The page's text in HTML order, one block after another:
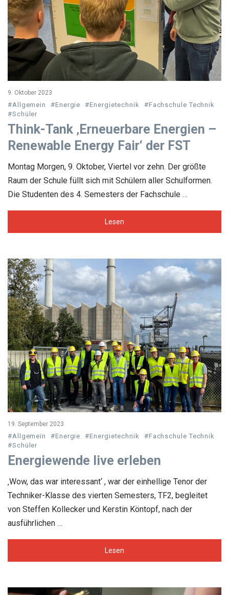
9. Oktober 2023
#Allgemein #Energie #Energietechnik
#Fachschule Technik
#Schüler
Think-Tank ‚Erneuerbare Energien –
Renewable Energy Fair‘ der FST
Montag Morgen, 9. Oktober, Viertel vor zehn. Der größte
Raum der Schule füllt sich mit Schülern aller Schulformen.
Die Studenten des 4. Semesters der Fachschule …
Lesen
19. September 2023
#Allgemein #Energie #Energietechnik
#Fachschule Technik
#Schüler
Energiewende live erleben
‚Wow, das war interessant‘ , war der einhellige Tenor der
Techniker-Klasse des vierten Semesters, TF2, begleitet
von Steffen Kollecker und Kerstin Köntopf, nach der
ausführlichen …
Lesen